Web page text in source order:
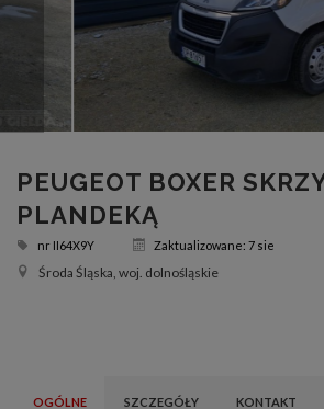
PEUGEOT BOXER
PLANDEKĄ
nr II64X9Y Zaktualizowane: 7 sie
Środa Śląska, woj. dolnośląskie
OGÓLNE SZCZEGÓŁY KONTAKT